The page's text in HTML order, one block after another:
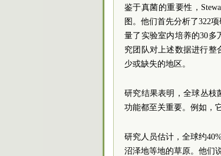
鉴于真菌的重要性，
图。他们首先分析了322
量了实验室内培养的30
究团队对上述数据进行整
少或缺失的地区。
研究结果表明，全球丛枝
功能都至关重要。例如，
研究人员估计，全球约
沼泽地等地的草原。他们